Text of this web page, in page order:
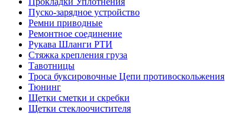
Пуско-зарядное устройство
Ремни приводные
Ремонтное соединение
Рукава Шланги РТИ
Стяжка крепления груза
Тавотницы
Троса буксировочные Цепи противоскольжения
Тюнинг
Щетки сметки и скребки
Щетки стеклоочистителя